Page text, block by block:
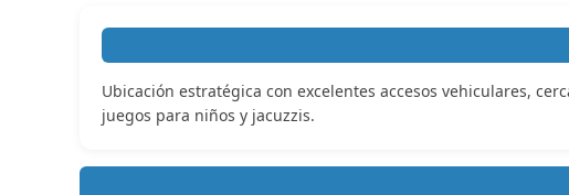
Ubicación estratégica con excelentes accesos vehiculares,
juegos para niños y jacuzzis.